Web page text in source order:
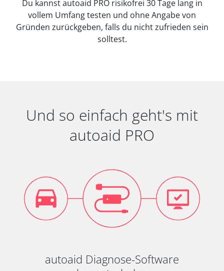
Du kannst autoaid PRO risikofrei 30 Tage lang in
vollem Umfang testen und ohne Angabe von
Gründen zurückgeben, falls du nicht zufrieden sein
solltest.
Und so einfach geht's mit
autoaid PRO
autoaid Diagnose-Software